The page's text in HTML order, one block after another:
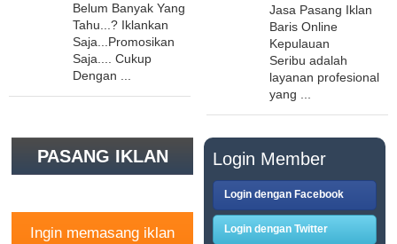
Belum Banyak Yang
Tahu...? Iklankan
Saja...Promosikan
Saja.... Cukup
Dengan ...
Jasa Pasang Iklan
Baris Online
Kepulauan
Seribu adalah
layanan profesional
yang ...
PASANG IKLAN
Ingin memasang iklan
Login Member
Login dengan Facebook
Login dengan Twitter